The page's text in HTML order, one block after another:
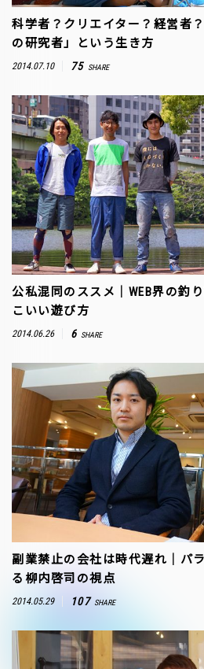
科学者？クリエイター？経営者
の研究者」という生き方
2014.07.10 75 SHARE
公私混同のススメ｜WEB界の釣
こいい遊び方
2014.06.26 6 SHARE
副業禁止の会社は時代遅れ｜パ
る柳内啓司の視点
2014.05.29 107 SHARE